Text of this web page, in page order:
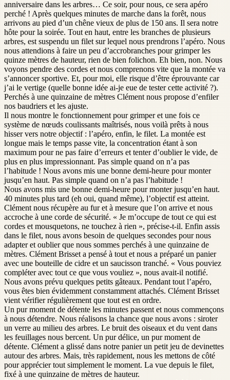
anniversaire dans les arbres… Ce soir, pour nous, ce sera apéro
perché ! Après quelques minutes de marche dans la forêt, nous
arrivons au pied d’un chêne vieux de plus de 150 ans. Il sera notre
hôte pour la soirée. Tout en haut, entre les branches de plusieurs
arbres, est suspendu un filet sur lequel nous prendrons l’apéro. Nous
nous attendions à faire un peu d’accrobranches pour grimper les
quinze mètres de hauteur, rien de bien folichon. Eh bien, non. Nous
voyons pendre des cordes et nous comprenons vite que la montée va
s’annoncer sportive. Et, pour moi, elle risque d’être éprouvante car
j’ai le vertige (quelle bonne idée ai-je eue de tester cette activité ?).
Perchés à une quinzaine de mètres Clément nous propose d’enfiler
nos baudriers et les ajuste.
Il nous montre le fonctionnement pour grimper et une fois ce
système de nœuds coulissants maîtrisés, nous voilà prêts à nous
hisser vers notre objectif : l’apéro, enfin, le filet. La montée est
longue mais le temps passe vite, la concentration étant à son
maximum pour ne pas faire d’erreurs et tenter d’oublier le vide, de
plus en plus impressionnant. Pas simple quand on n’a pas
l’habitude ! Nous avons mis une bonne demi-heure pour monter
jusqu’en haut. Pas simple quand on n’a pas l’habitude !
Nous avons mis une bonne demi-heure pour monter jusqu’en haut.
40 minutes plus tard (eh oui, quand même), l’objectif est atteint.
Clément nous récupère au fur et à mesure que l’on arrive et nous
accroche à une corde de sécurité. « Je m’occupe de tout ce qui est
cordes et mousquetons, ne touchez à rien », précise-t-il. Enfin assis
dans le filet, nous avons besoin de quelques secondes pour nous
adapter et oublier que nous sommes perchés à une quinzaine de
mètres. Clément Brisset a pensé à tout et nous a préparé un panier
avec une bouteille de cidre et un saucisson tranché. « Vous pouviez
compléter avec tout ce que vous vouliez », nous avait-il notifié.
Nous avons prévu quelques petits gâteaux. Pendant tout l’apéro,
vous êtes bien évidemment constamment attachés. Clément Brisset
vient vérifier régulièrement que tout est en ordre.
Un pur moment de détente les minutes passent et nous commençons
à nous détendre. Nous réalisons la chance que nous avons : siroter
un verre au milieu des arbres. Le bruit des oiseaux et du vent dans
les feuillages nous bercent. Un pur délice, un pur moment de
détente. Clément a glissé dans notre panier un petit jeu de devinettes
autour des arbres. Mais, très rapidement, nous les mettons de côté
pour apprécier tout simplement le moment. La vue depuis le filet,
fixé à une quinzaine de mètres de hauteur.